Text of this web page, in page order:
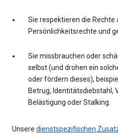
Sie respektieren die Rechte
Persönlichkeitsrechte und
Sie missbrauchen oder
selbst (und drohen ein
oder fördern dieses),
Betrug, Identitätsdiebstahl,
Belästigung oder Stalking.
Unsere dienstspezifischen